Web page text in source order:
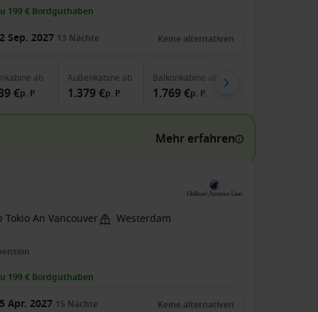
199 € Bordguthaben
Sep. 2027 13 Nächte Keine alternativen
ab
€p. P.
Außenkabine ab
1.379 €p. P.
Balkonkabine ab
1.769 €p. P.
Mehr erfahren
Tokio An Vancouver Westerdam
199 € Bordguthaben
Apr. 2027 15 Nächte Keine alternativen